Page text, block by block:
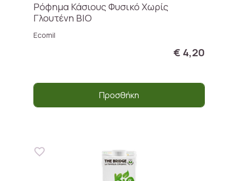
Ρόφημα Κάσιους Φυσικό Χωρίς
Γλουτένη BIO
Ecomil
€ 4,20
Προσθήκη